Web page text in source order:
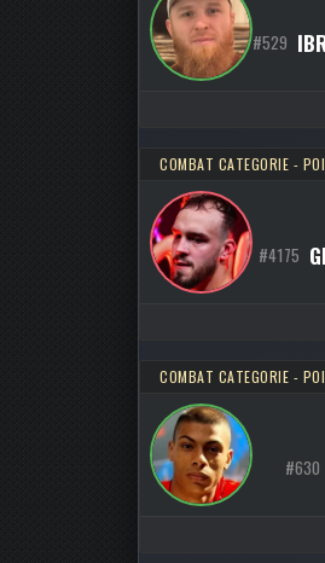
#529
COMBAT CATEGORIE -
#4175
COMBAT CATEGORIE -
#630